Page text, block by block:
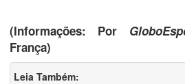
(Informações: Por
França)
Leia Também: